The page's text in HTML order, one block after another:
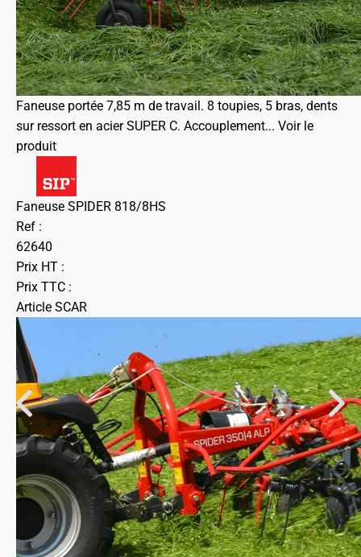
Faneuse portée 7,85 m de travail. 8 toupies, 5 bras, dents
sur ressort en acier SUPER C. Accouplement... Voir le
produit
Faneuse SPIDER 818/8HS
Ref :
62640
Prix HT :
Prix TTC :
Article SCAR